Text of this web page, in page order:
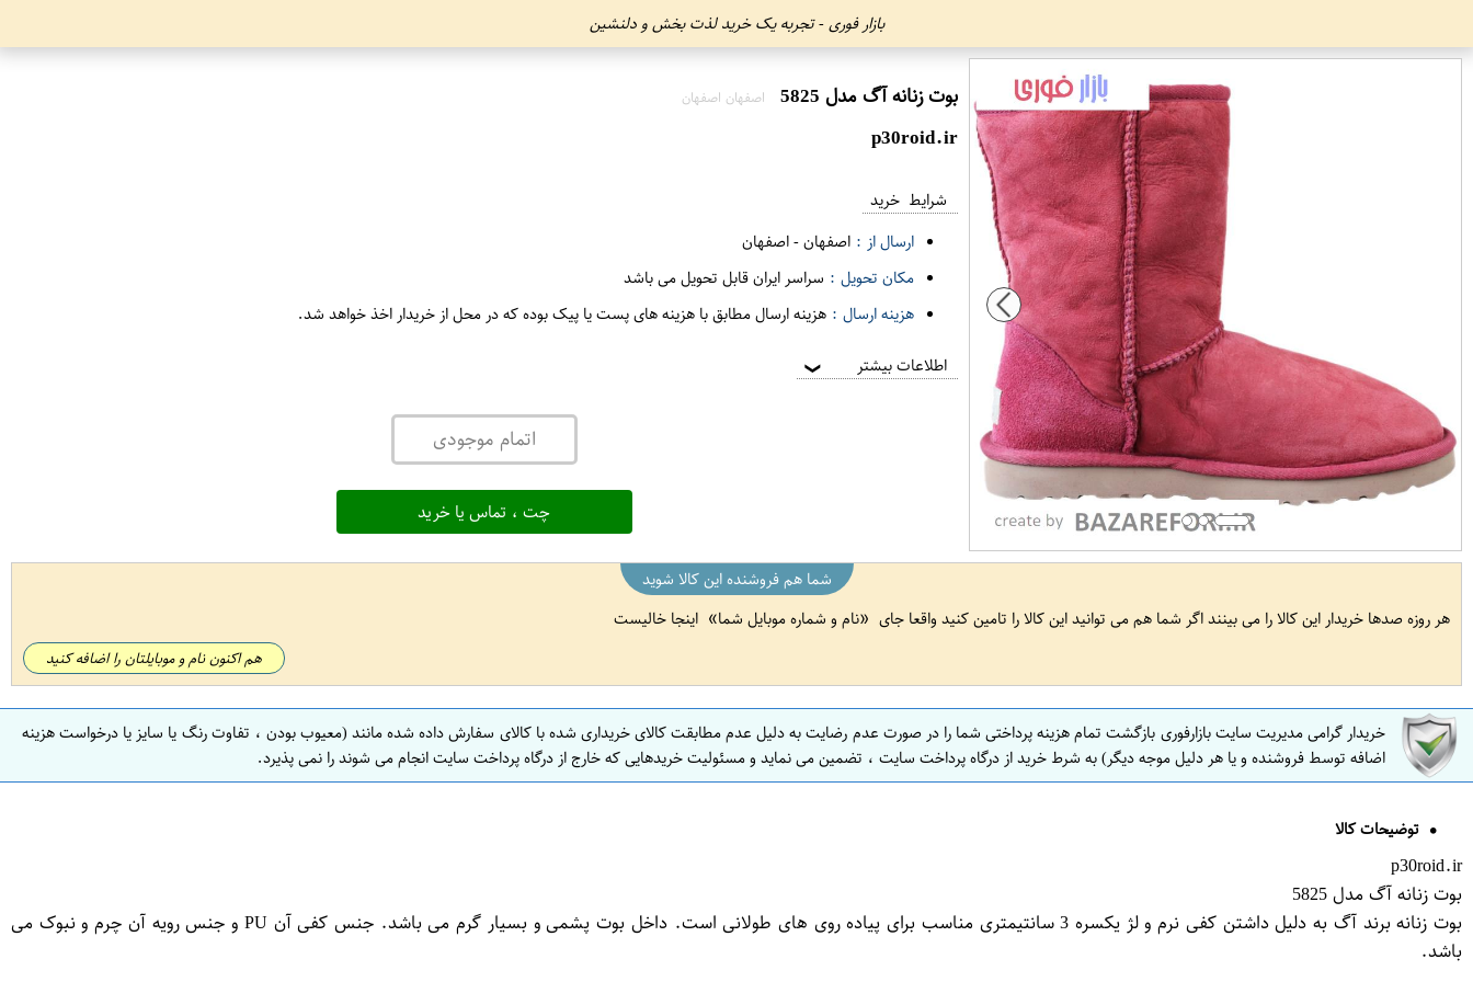
بازار فوری - تجربه یک خرید لذت بخش و دلنشین
بوت زنانه آگ مدل 5825 اصفهان اصفهان
p30roid.ir
شرایط خرید
ارسال از : اصفهان-اصفهان
مکان تحویل : سراسر ایران قابل تحویل می باشد
هزینه ارسال : هزینه ارسال مطابق با هزینه های پست یا پیک بوده که در محل از خریدار اخذ خواهد شد.
اطلاعات بیشتر ❯
اتمام موجودی
چت ، تماس یا خرید
شما هم فروشنده این کالا شوید
هر روزه صدها خریدار این کالا را می بینند اگر شما هم می توانید این کالا را تامین کنید واقعا جای
نام و شماره موبایل شما اینجا خالیست
هم اکنون نام و موبایلتان را اضافه کنید
خریدار گرامی مدیریت سایت بازارفوری بازگشت تمام هزینه پرداختی شما را در صورت عدم رضایت به دلیل عدم مطابقت کالای خریداری شده با کالای سفارش داده شده مانند (معیوب بودن ، تفاوت رنگ یا سایز یا درخواست هزینه
اضافه توسط فروشنده و یا هر دلیل موجه دیگر) به شرط خرید از درگاه پرداخت سایت ، تضمین می نماید و مسئولیت خریدهایی که خارج از درگاه پرداخت سایت انجام می شوند را نمی پذیرد.
توضیحات کالا
p30roid.ir
بوت زنانه آگ مدل 5825
بوت زنانه برند آگ به دلیل داشتن کفی نرم و لژ یکسره 3 سانتیمتری مناسب برای پیاده روی های طولانی است. داخل بوت پشمی و بسیار گرم می باشد. جنس کفی آن PU و جنس رویه آن چرم و نبوک می
باشد.